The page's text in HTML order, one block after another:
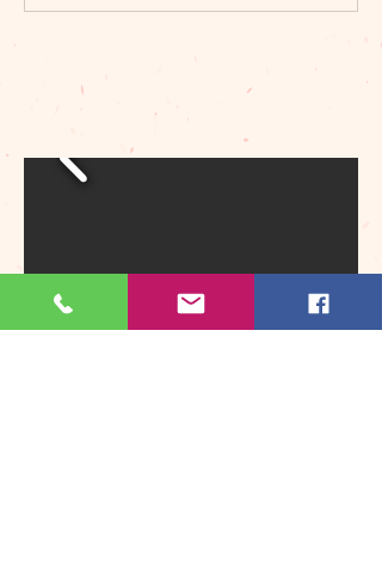
Yourte grande ourse